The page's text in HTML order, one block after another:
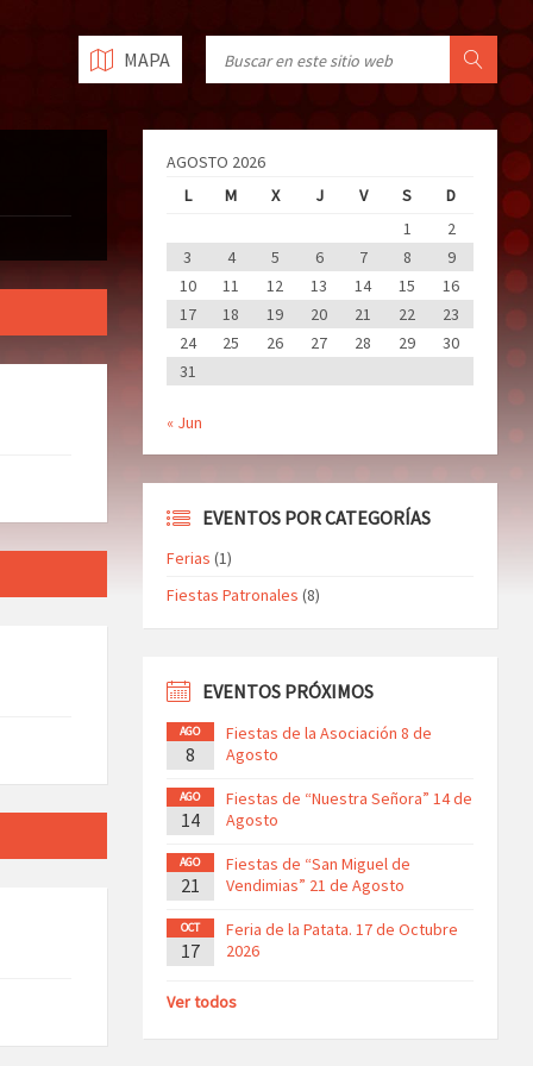
MAPA
AGOSTO 2026
L
M X J V S
D
1
2
3
4 5 6 7 8
9
10
11 12 13 14 15
16
17
18 19 20 21 22
23
24
25 26 27 28 29
30
31
« Jun
EVENTOS POR CATEGORÍAS
Ferias (1)
Fiestas Patronales (8)
EVENTOS PRÓXIMOS
AGO
8
Fiestas de la Asociación 8 de
Agosto
AGO
14
Fiestas de “Nuestra Señora” 14 de
Agosto
AGO
21
Fiestas de “San Miguel de
Vendimias” 21 de Agosto
OCT
17
Feria de la Patata. 17 de Octubre
2026
Ver todos